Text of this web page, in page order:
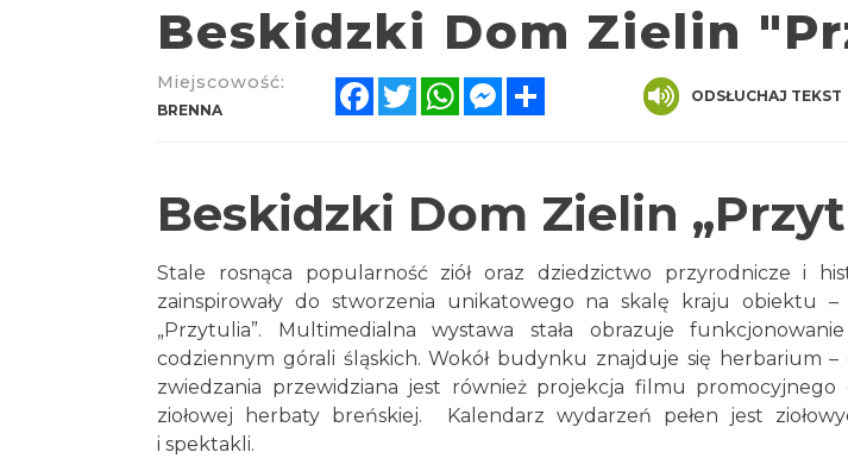
Beskidzki Dom Zielin
Miejscowość:
BRENNA
FacebookTwitterWhatsAppMessenger ODSŁUCHAJ TEKST
Beskidzki Dom Zielin
Stale rosnąca popularność ziół oraz dziedzictwo przyrodnicze i
zainspirowały do stworzenia unikatowego na skalę kraju obiektu
„Przytulia”. Multimedialna wystawa stała obrazuje
codziennym górali śląskich. Wokół budynku znajduje się herbarium –
zwiedzania przewidziana jest również projekcja filmu promocyjnego
ziołowej herbaty breńskiej. Kalendarz wydarzeń pełen jest
i spektakli.